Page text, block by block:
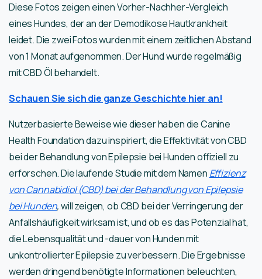
Diese Fotos zeigen einen Vorher-Nachher-Vergleich
eines Hundes, der an der Demodikose Hautkrankheit
leidet. Die zwei Fotos wurden mit einem zeitlichen Abstand
von 1 Monat aufgenommen. Der Hund wurde regelmäßig
mit CBD Öl behandelt.
Schauen Sie sich die ganze Geschichte hier an!
Nutzerbasierte Beweise wie dieser haben die Canine
Health Foundation dazu inspiriert, die Effektivität von CBD
bei der Behandlung von Epilepsie bei Hunden offiziell zu
erforschen. Die laufende Studie mit dem Namen Effizienz
von Cannabidiol (CBD) bei der Behandlung von Epilepsie
bei Hunden,will zeigen, ob CBD bei der Verringerung der
Anfallshäufigkeit wirksam ist, und ob es das Potenzial hat,
die Lebensqualität und -dauer von Hunden mit
unkontrollierter Epilepsie zu verbessern. Die Ergebnisse
werden dringend benötigte Informationen beleuchten,